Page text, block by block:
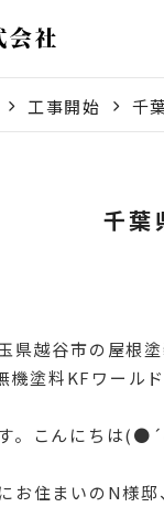
工事開始 千
千葉
県越谷市の屋根
機塗料KFワール
す。こんにちは
お住まいのN様